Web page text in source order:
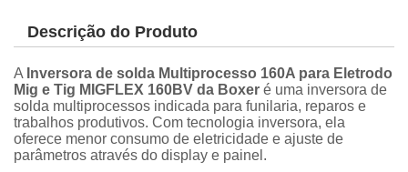
Descrição do Produto
A Inversora de solda Multiprocesso 160A para Eletrodo
Mig e Tig MIGFLEX 160BV da Boxer é uma inversora de
solda multiprocessos indicada para funilaria, reparos e
trabalhos produtivos. Com tecnologia inversora, ela
oferece menor consumo de eletricidade e ajuste de
parâmetros através do display e painel.